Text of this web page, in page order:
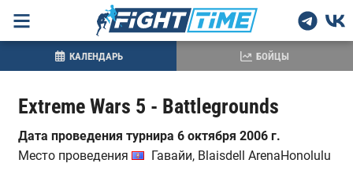
Extreme Wars 5 - Battlegrounds
Дата проведения турнира 6 октября 2006 г.
Место проведения
Гавайи, Blaisdell ArenaHonolulu
КАЛЕНДАРЬ БОЙЦЫ